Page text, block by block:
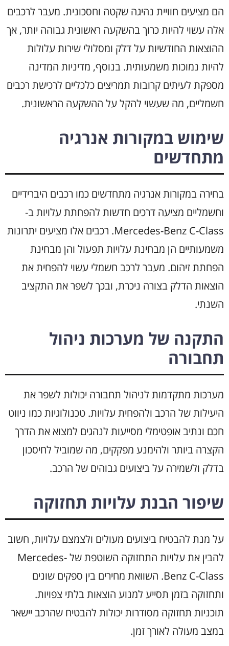
הם מציעים חוויית נהיגה שקטה וחסכונית. מעבר לרכבים
אלה עשוי להיות כרוך בהשקעה ראשונית גבוהה יותר, אך
ההוצאות החודשיות על דלק ומסלולי שירות עלולות
להיות נמוכות משמעותית. בנוסף, מדיניות המדינה
מספקת לעיתים קרובות תמריצים כלכליים לרכישת רכבים
חשמליים, מה שעשוי להקל על ההשקעה הראשונית.
שימוש במקורות אנרגיה
מתחדשים
בחירה במקורות אנרגיה מתחדשים כמו רכבים היברידיים
וחשמליים מציעה דרכים חדשות להפחתת עלויות ב-
Mercedes-Benz C-Class. רכבים אלו מציעים יתרונות
משמעותיים הן מבחינת עלויות תפעול והן מבחינת
הפחתת זיהום. מעבר לרכב חשמלי עשוי להפחית את
הוצאות הדלק בצורה ניכרת, ובכך לשפר את התקציב
השנתי.
התקנה של מערכות ניהול
תחבורה
מערכות מתקדמות לניהול תחבורה יכולות לשפר את
היעילות של הרכב ולהפחית עלויות. טכנולוגיות כמו ניווט
חכם ונתיב אופטימלי מסייעות לנהגים למצוא את הדרך
הקצרה ביותר ולהימנע מפקקים, מה שמוביל לחיסכון
בדלק ולשמירה על ביצועים גבוהים של הרכב.
שיפור הבנת עלויות תחזוקה
על מנת להבטיח ביצועים מעולים ולצמצם עלויות, חשוב
להבין את עלויות התחזוקה השוטפת של Mercedes-
Benz C-Class. השוואת מחירים בין ספקים שונים
ותחזוקה בזמן תסייע למנוע הוצאות בלתי צפויות.
תוכניות תחזוקה מסודרות יכולות להבטיח שהרכב יישאר
במצב מעולה לאורך זמן.